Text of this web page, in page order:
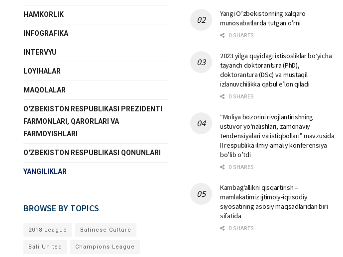
HAMKORLIK
INFOGRAFIKA
INTERVYU
LOYIHALAR
MAQOLALAR
O'ZBEKISTON RESPUBLIKASI PREZIDENTI
FARMONLARI, QARORLARI VA
FARMOYISHLARI
O'ZBEKISTON RESPUBLIKASI QONUNLARI
YANGILIKLAR
BROWSE BY TOPICS
2018 League Balinese Culture
Bali United Champions League
Yangi O’zbekistonning xalqaro
munosabatlarda tutgan o’rni
0 SHARES
2023 yilga quyidagi ixtisosliklar bо‘yicha
tayanch doktorantura (PhD),
doktorantura (DSc) va mustaqil
izlanuvchilikka qabul e’lon qiladi
0 SHARES
“Moliya bozorini rivojlantirishning
ustuvor yo‘nalishlari, zamonaviy
tendensiyalari va istiqbollari” mavzusida
II respublika ilmiy-amaliy konferensiya
bo’lib o’tdi
0 SHARES
Kambag‘allikni qisqartirish –
mamlakatimiz ijtimoiy-iqtisodiy
siyosatining asosiy maqsadlaridan biri
sifatida
0 SHARES